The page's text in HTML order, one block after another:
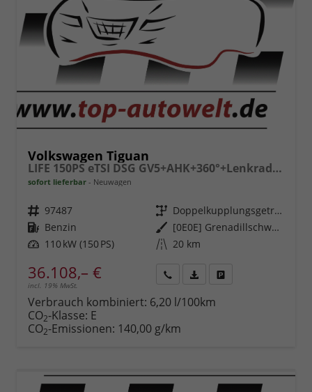
Volkswagen Tiguan
LIFE 150PS eTSI DSG GV5+AHK+360°+Lenkradheiz+IQ.Drive+ACC+App+eHeck+LED
sofort lieferbar Neuwagen
Fahrzeugnr. 97487 Getriebe
Doppelkupplungsgetriebe (DSG)
Kraftstoff Benzin Außenfarbe
[0E0E] Grenadillschwarz Metallic
Leistung 110 kW (150 PS) Kilometerstand 20 km
36.108,– €
incl. 19% MwSt.
anfordern
Datei,
Verbrauch kombiniert: 6,20 l/100km
CO2-Klasse: E
CO2-Emissionen: 140,00 g/km